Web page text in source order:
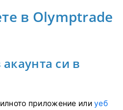
в Olymptrade
си в
приложение илиуеб